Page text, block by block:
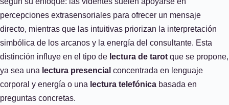
percepciones extrasensoriales para ofrecer un mensaje
directo, mientras que las intuitivas priorizan la interpretación
simbólica de los arcanos y la energía del consultante. Esta
distinción influye en el tipo de lectura de tarot que se propone,
ya sea una lectura presencial concentrada en lenguaje
corporal y energía o una lectura telefónica basada en
preguntas concretas.